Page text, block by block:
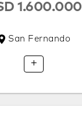
1.600.000
San Fernando
+